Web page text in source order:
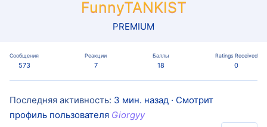
FunnyTANKIST
PREMIUM
Сообщения
573
Реакции
7
Баллы
18
Ratings Received
0
Последняя активность 3 мин. назад · Смотрит
профиль пользователя Giorgyy